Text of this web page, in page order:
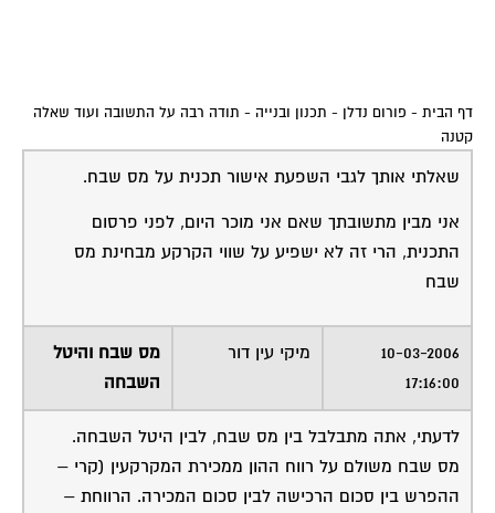
דף הבית - פורום נדלן - תכנון ובנייה - תודה רבה על התשובה ועוד שאלה
קטנה
שאלתי אותך לגבי השפעת אישור תכנית על מס שבח.
אני מבין מתשובתך שאם אני מוכר היום, לפני פרסום
התכנית, הרי זה לא ישפיע על שווי הקרקע מבחינת מס
שבח
10-03-2006
17:16:00
מיקי עין דור
מס שבח והיטל
השבחה
לדעתי, אתה מתבלבל בין מס שבח, לבין היטל השבחה.
מס שבח משולם על רווח ההון ממכירת המקרקעין (קרי –
ההפרש בין סכום הרכישה לבין סכום המכירה. הרווחת –